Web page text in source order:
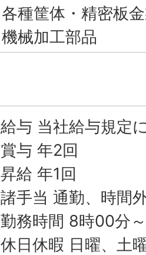
各種筐体・精密板
機械加工部品
給与 当社給与規定
賞与 年2回
昇給 年1回
諸手当 通勤、時間
勤務時間 8時00分
休日休暇 日曜、土